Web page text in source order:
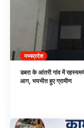
मध्यप्रदेश
डबरा के आंतरी गांव में
आग, भयभीत हुए ग्रामीण